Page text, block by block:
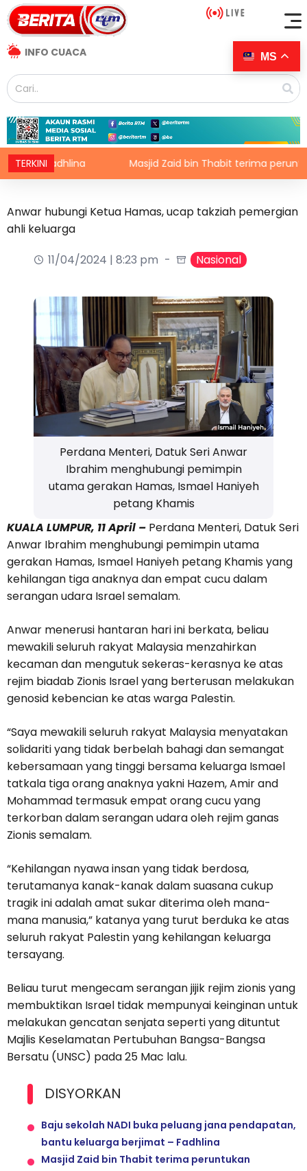
INFO CUACA
TERKINI
Fadhlina Masjid Zaid bin Thabit terima peruntukan
Anwar hubungi Ketua Hamas, ucap takziah pemergian
ahli keluarga
11/04/2024 | 8:23 pm
Nasional
Perdana Menteri, Datuk Seri Anwar
Ibrahim menghubungi pemimpin
utama gerakan Hamas, Ismael Haniyeh
petang Khamis
KUALA LUMPUR, 11 April – Perdana Menteri, Datuk Seri
Anwar Ibrahim menghubungi pemimpin utama
gerakan Hamas, Ismael Haniyeh petang Khamis yang
kehilangan tiga anaknya dan empat cucu dalam
serangan udara Israel semalam.
Anwar menerusi hantaran hari ini berkata, beliau
mewakili seluruh rakyat Malaysia menzahirkan
kecaman dan mengutuk sekeras-kerasnya ke atas
rejim biadab Zionis Israel yang berterusan melakukan
genosid kebencian ke atas warga Palestin.
“Saya mewakili seluruh rakyat Malaysia menyatakan
solidariti yang tidak berbelah bahagi dan semangat
kebersamaan yang tinggi bersama keluarga Ismael
tatkala tiga orang anaknya yakni Hazem, Amir and
Mohammad termasuk empat orang cucu yang
terkorban dalam serangan udara oleh rejim ganas
Zionis semalam.
“Kehilangan nyawa insan yang tidak berdosa,
terutamanya kanak-kanak dalam suasana cukup
tragik ini adalah amat sukar diterima oleh mana-
mana manusia,” katanya yang turut berduka ke atas
seluruh rakyat Palestin yang kehilangan keluarga
tersayang.
Beliau turut mengecam serangan jijik rejim zionis yang
membuktikan Israel tidak mempunyai keinginan untuk
melakukan gencatan senjata seperti yang dituntut
Majlis Keselamatan Pertubuhan Bangsa-Bangsa
Bersatu (UNSC) pada 25 Mac lalu.
DISYORKAN
Baju sekolah NADI buka peluang jana pendapatan,
bantu keluarga berjimat – Fadhlina
Masjid Zaid bin Thabit terima peruntukan
MS